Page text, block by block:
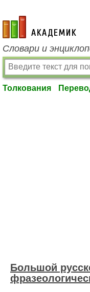
academic.ru
Словари и
Толкования
Большой